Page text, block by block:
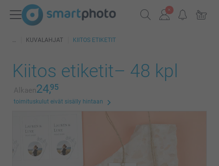
KUVALAHJAT KIITOS ETIKETIT
Kiitos etiketit– 48 kpl
Alkaen24,95
toimituskulut eivät sisälly hintaan